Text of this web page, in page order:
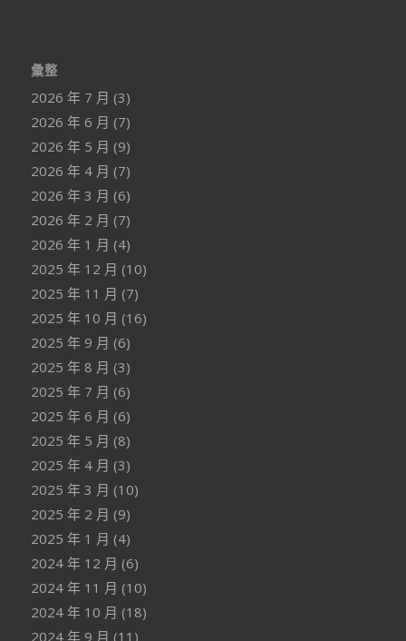
彙整
2026 年 7 月 (3)
2026 年 6 月 (7)
2026 年 5 月 (9)
2026 年 4 月 (7)
2026 年 3 月 (6)
2026 年 2 月 (7)
2026 年 1 月 (4)
2025 年 12 月 (10)
2025 年 11 月 (7)
2025 年 10 月 (16)
2025 年 9 月 (6)
2025 年 8 月 (3)
2025 年 7 月 (6)
2025 年 6 月 (6)
2025 年 5 月 (8)
2025 年 4 月 (3)
2025 年 3 月 (10)
2025 年 2 月 (9)
2025 年 1 月 (4)
2024 年 12 月 (6)
2024 年 11 月 (10)
2024 年 10 月 (18)
2024 年 9 月 (11)